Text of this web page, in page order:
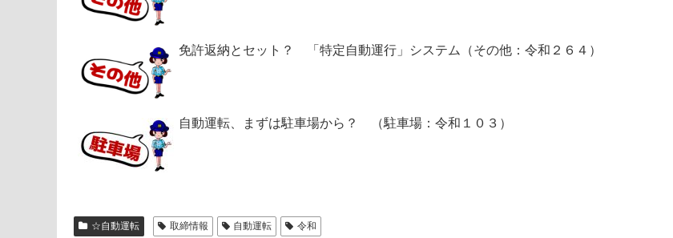
免許返納とセット？ 「特定自動運行」システム（その他：令和２６４）
自動運転、まずは駐車場から？ （駐車場：令和１０３）
☆自動運転 取締情報 自動運転 令和